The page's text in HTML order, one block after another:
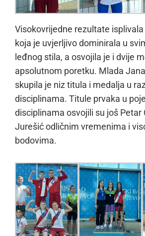
Visokovrijedne rezultate
koja je uvjerljivo dominirala u
leđnog stila, a osvojila je i dvije
apsolutnom poretku. Mlada
skupila je niz titula i medalja u
disciplinama. Titule prvaka u
disciplinama osvojili su još Petar
Jurešić odličnim vremenima i
bodovima.